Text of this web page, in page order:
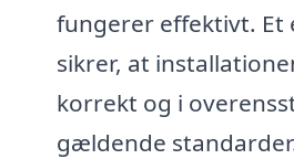
fungerer effektivt. Et
sikrer, at
korrekt og i
gældende